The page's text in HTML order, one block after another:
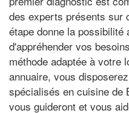
des experts présents sur
étape donne la possibilité
d'appréhender vos
méthode adaptée à votre
annuaire, vous
spécialisés en cuisine de
vous guideront et vous